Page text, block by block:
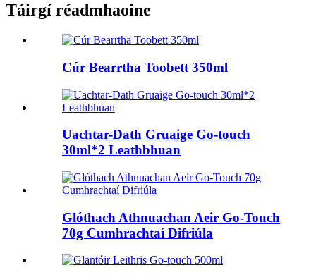
Táirgí réadmhaoine
Cúr Bearrtha Toobett 350ml
Uachtar-Dath Gruaige Go-touch
30ml*2 Leathbhuan
Glóthach Athnuachan Aeir Go-Touch
70g Cumhrachtaí Difriúla